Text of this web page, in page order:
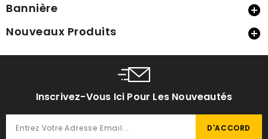
Bannière 
Nouveaux Produits 
Inscrivez-Vous Ici Pour Les Nouveautés